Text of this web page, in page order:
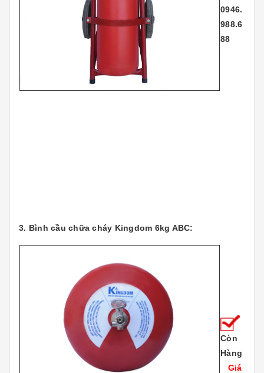
0946.
988.6
88
3. Bình cầu chữa cháy Kingdom 6kg ABC:
Còn
Hàng
Giá